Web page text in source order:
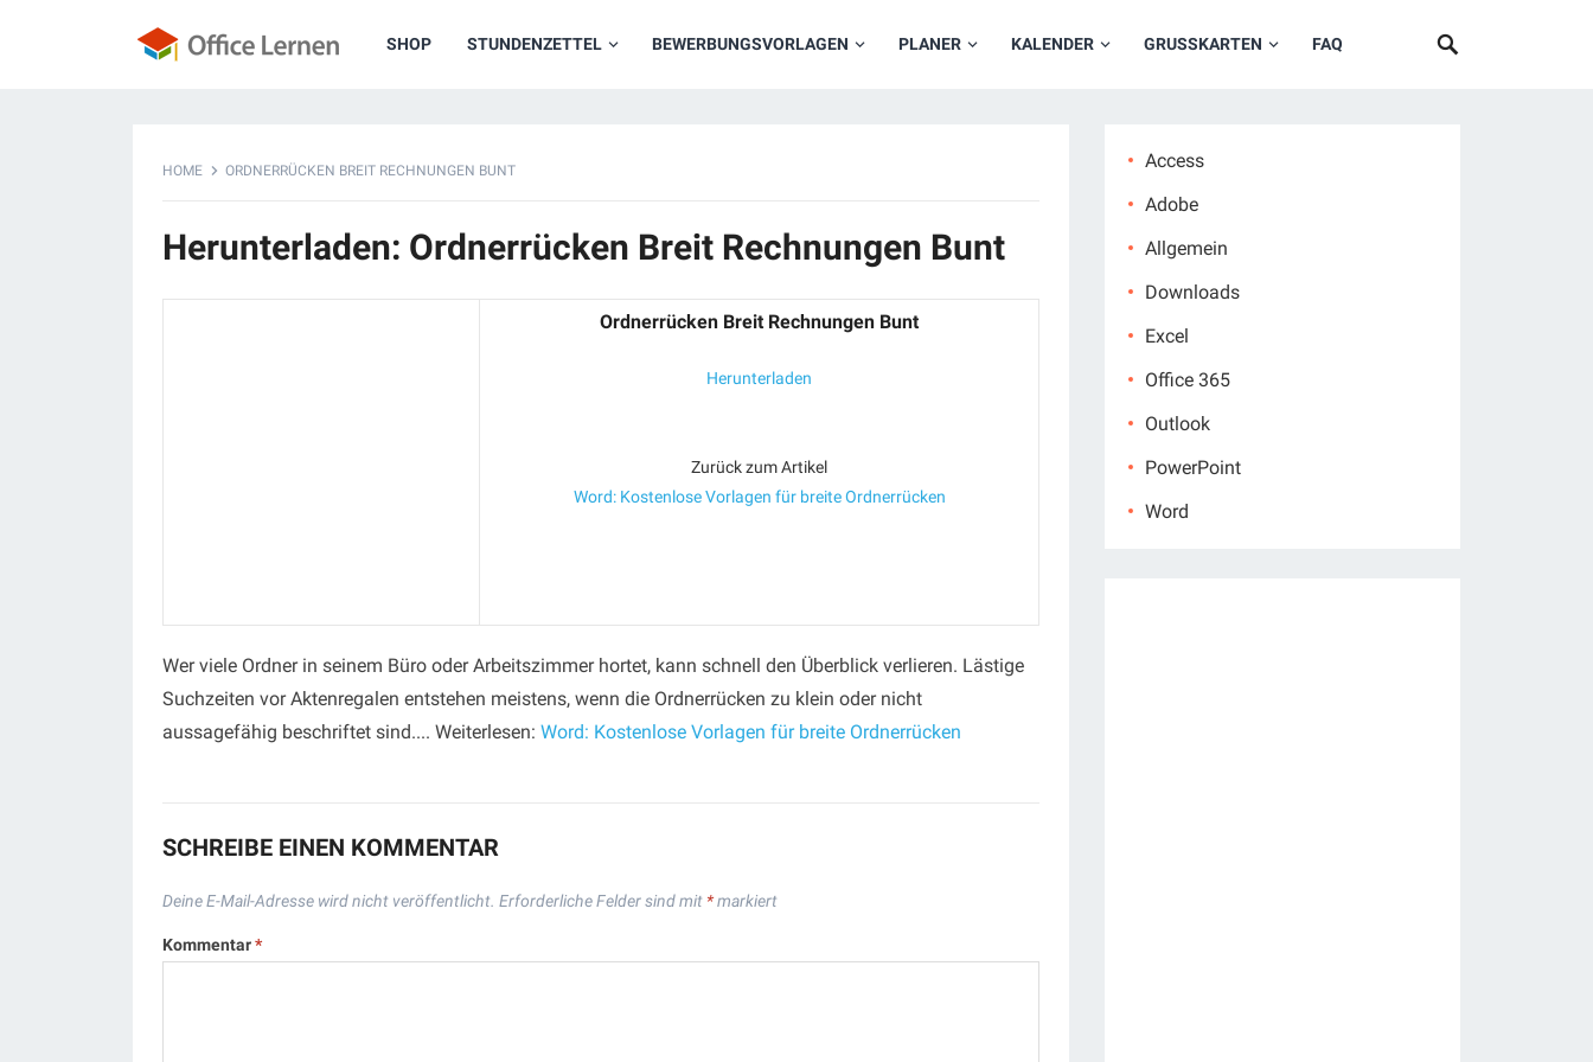
SHOP STUNDENZETTEL BEWERBUNGSVORLAGEN PLANER KALENDER GRUSSKARTEN FAQ
HOME ORDNERRÜCKEN BREIT RECHNUNGEN BUNT
Herunterladen: Ordnerrücken Breit Rechnungen Bunt
Ordnerrücken Breit Rechnungen Bunt
Herunterladen
Zurück zum Artikel
Word: Kostenlose Vorlagen für breite Ordnerrücken
Wer viele Ordner in seinem Büro oder Arbeitszimmer hortet, kann schnell den Überblick verlieren. Lästige
Suchzeiten vor Aktenregalen entstehen meistens, wenn die Ordnerrücken zu klein oder nicht
aussagefähig beschriftet sind.... Weiterlesen: Word: Kostenlose Vorlagen für breite Ordnerrücken
SCHREIBE EINEN KOMMENTAR
Deine E-Mail-Adresse wird nicht veröffentlicht. Erforderliche Felder sind mit *markiert
Kommentar*
Access
Adobe
Allgemein
Downloads
Excel
Office 365
Outlook
PowerPoint
Word